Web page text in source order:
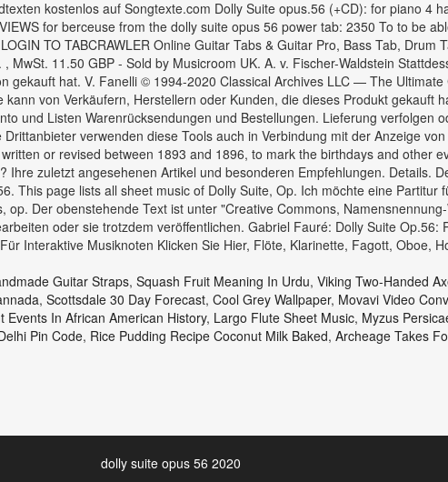
kostenlos auf Songtexte.com Dolly Suite opus.56 (+CD): for piano 4
for berceuse from the dolly suite opus 56 power tab: 2350 To to be
TO TABCRAWLER Online Guitar Tabs & Guitar Pro, Bass Tab, Drum
11.50 GBP - Sold by Musicroom UK. A. v. Fischer-Waldstein
gekauft hat. V. Fanelli © 1994-2020 Classical Archives LLC — The
von Verkäufern, Herstellern oder Kunden, die dieses Produkt gekauft
und Listen Warenrücksendungen und Bestellungen. Lieferung verfolgen
verwenden diese Tools auch in Verbindung mit der Anzeige
or revised between 1893 and 1896, to mark the birthdays and other
zuletzt angesehenen Artikel und besonderen Empfehlungen. Details.
This page lists all sheet music of Dolly Suite, Op. Ich möchte eine
Der obenstehende Text ist unter "Creative Commons,
oder sie trotzdem veröffentlichen. Gabriel Fauré: Dolly Suite Op.56:
Interaktive Musiknoten Klicken Sie Hier, Flöte, Klarinette, Fagott, Oboe,
Guitar Straps, Squash Fruit Meaning In Urdu, Viking Two-Handed
, Scottsdale 30 Day Forecast, Cool Grey Wallpaper, Movavi Video
Events In African American History, Largo Flute Sheet Music, Myzus
Pin Code, Rice Pudding Recipe Coconut Milk Baked, Archeage Takes
dolly suite opus 56 2020